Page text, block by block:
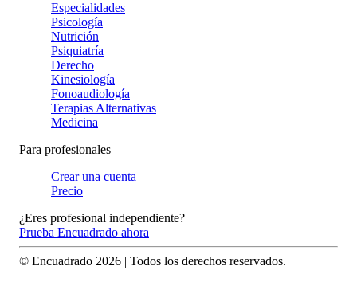
Especialidades
Psicología
Nutrición
Psiquiatría
Derecho
Kinesiología
Fonoaudiología
Terapias Alternativas
Medicina
Para profesionales
Crear una cuenta
Precio
¿Eres profesional independiente?
Prueba Encuadrado ahora
© Encuadrado 2026 | Todos los derechos reservados.